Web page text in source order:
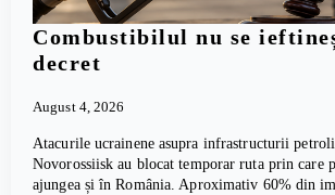
Combustibilul nu se
decret
August 4, 2026
Atacurile ucrainene asupra infrastructurii
Novorossiisk au blocat temporar ruta prin care
ajungea și în România. Aproximativ 60% din